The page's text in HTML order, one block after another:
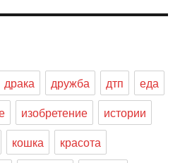
драка дружба дтп
еда
изобретение
истории
кошка
красота